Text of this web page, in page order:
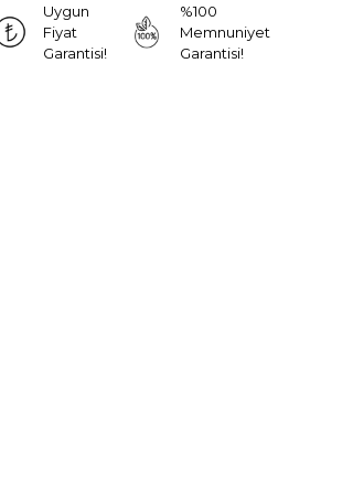
Uygun
Fiyat
Garantisi!
%100
Memnuniyet
Garantisi!